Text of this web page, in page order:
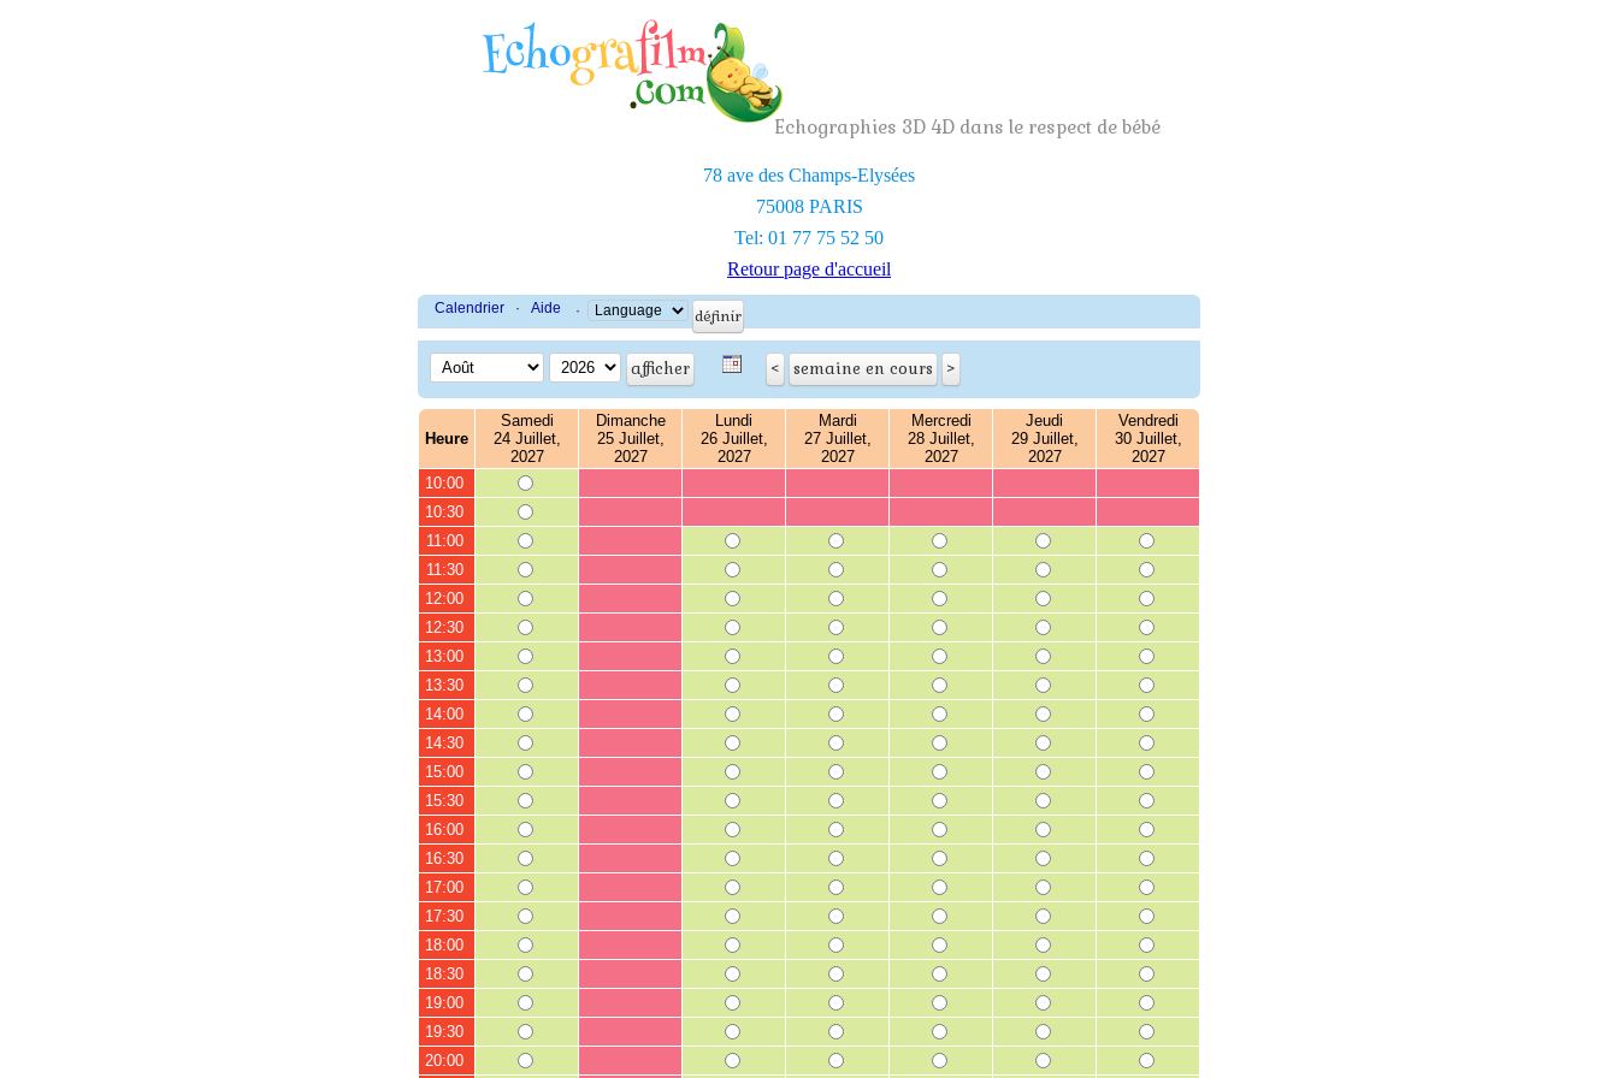
Echographies 3D 4D dans le respect de bébé
78 ave des Champs-Elysées
75008 PARIS
Tel: 01 77 75 52 50
Retour page d'accueil
Calendrier · Aide ·
Heure
Samedi
24 Juillet,
2027
Dimanche
25 Juillet,
2027
Lundi
26 Juillet,
2027
Mardi
27 Juillet,
2027
Mercredi
28 Juillet,
2027
Jeudi
29 Juillet,
2027
Vendredi
30 Juillet,
2027
10:00
10:30
11:00
11:30
12:00
12:30
13:00
13:30
14:00
14:30
15:00
15:30
16:00
16:30
17:00
17:30
18:00
18:30
19:00
19:30
20:00